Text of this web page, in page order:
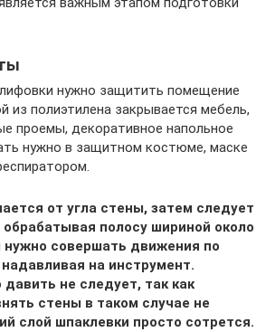
нужно защитить помещение
из полиэтилена закрывается мебель,
проемы, декоративное напольное
нужно в защитном костюме, маске
от угла стены, затем следует
обрабатывая полосу шириной около
нужно совершать движения по
на инструмент.
не следует, так как
стены в таком случае не
слой шпаклевки просто сотрется.